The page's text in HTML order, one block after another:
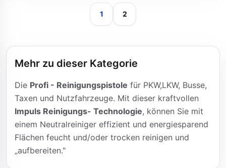
1 2
Mehr zu dieser Kategorie
Die Profi - Reinigungspistole für PKW,LKW, Busse,
Taxen und Nutzfahrzeuge. Mit dieser kraftvollen
Impuls Reinigungs- Technologie, können Sie mit
einem Neutralreiniger effizient und energiesparend
Flächen feucht und/oder trocken reinigen und
„aufbereiten."